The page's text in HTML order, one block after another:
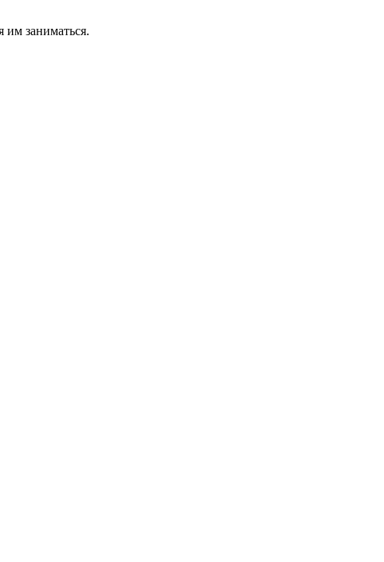
им за­нимать­ся.